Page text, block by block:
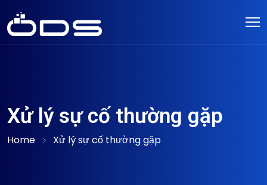
Xử lý sự cố thường gặp
Home Xử lý sự cố thường gặp